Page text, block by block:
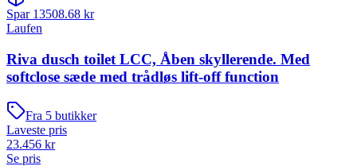
Spar 13508.68 kr
Laufen
Riva dusch toilet LCC, Åben skyllerende. Med
softclose sæde med trådløs lift-off function
Fra 5 butikker
Laveste pris
23.456 kr
Se pris